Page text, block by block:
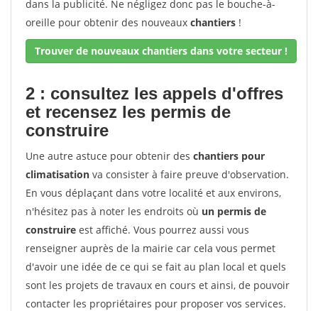
dans la publicité. Ne négligez donc pas le bouche-à-
oreille pour obtenir des nouveaux chantiers !
Trouver de nouveaux chantiers dans votre secteur !
2 : consultez les appels d'offres
et recensez les permis de
construire
Une autre astuce pour obtenir des chantiers pour
climatisation va consister à faire preuve d'observation.
En vous déplaçant dans votre localité et aux environs,
n'hésitez pas à noter les endroits où un permis de
construire est affiché. Vous pourrez aussi vous
renseigner auprès de la mairie car cela vous permet
d'avoir une idée de ce qui se fait au plan local et quels
sont les projets de travaux en cours et ainsi, de pouvoir
contacter les propriétaires pour proposer vos services.